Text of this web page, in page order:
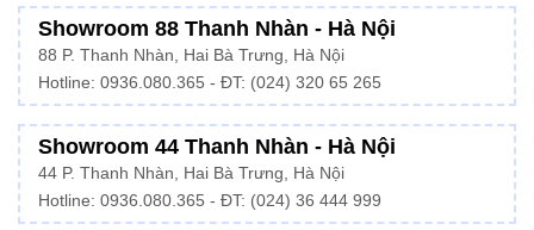
Showroom 88 Thanh Nhàn - Hà Nội
88 P. Thanh Nhàn, Hai Bà Trưng, Hà Nội
Hotline: 0936.080.365 - ĐT: (024) 320 65 265
Showroom 44 Thanh Nhàn - Hà Nội
44 P. Thanh Nhàn, Hai Bà Trưng, Hà Nội
Hotline: 0936.080.365 - ĐT: (024) 36 444 999